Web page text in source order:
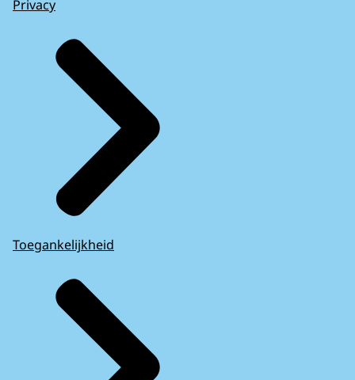
Privacy
Toegankelijkheid